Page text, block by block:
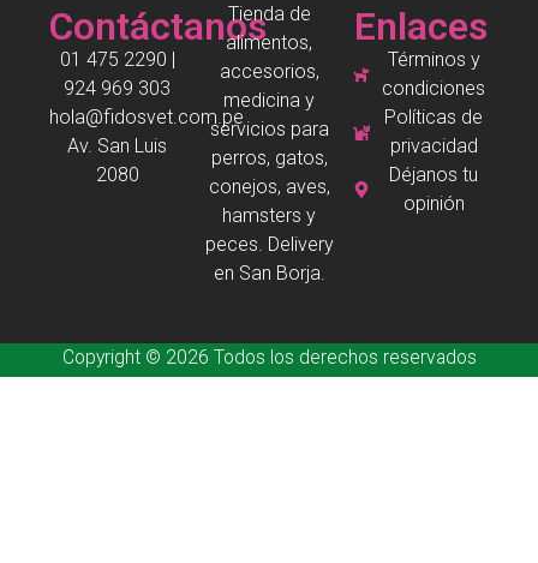
Contáctanos
01 475 2290 |
924 969 303
hola@fidosvet.com.pe
Av. San Luis
2080
Tienda de
alimentos,
accesorios,
medicina y
servicios para
perros, gatos,
conejos, aves,
hamsters y
peces. Delivery
en San Borja.
Enlaces
Términos y
condiciones
Políticas de
privacidad
Déjanos tu
opinión
Copyright © 2026 Todos los derechos reservados